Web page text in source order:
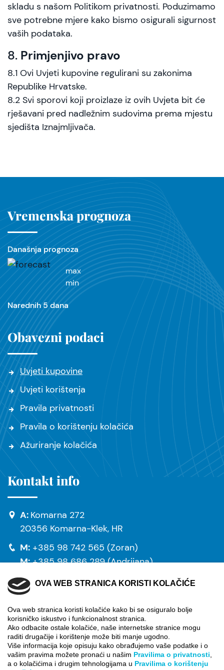
OVA WEB STRANICA KORISTI KOLAČIĆE
Ova web stranica koristi kolačiće kako bi se osiguralo bolje
korisničko iskustvo i funkcionalnost stranica.
Ako odbacite ostale kolačiće, naše internetske stranice mogu
raditi drugačije i korištenje može biti manje ugodno.
Više informacija koje opisuju kako obrađujemo vaše podatke i o
vašim pravima možete pronaći u našim Pravilima o privatnosti
a o kolačićima i drugim tehnologijama u Pravilima o korištenju
skladu s našom Politikom privatnosti. Poduzimamo
sve potrebne mjere kako bismo osigurali sigurnost
vaših podataka.
8. Primjenjivo pravo
8.1 Ovi Uvjeti kupovine regulirani su zakonima
Republike Hrvatske.
8.2 Svi sporovi koji proizlaze iz ovih Uvjeta bit će
rješavani pred nadležnim sudovima prema mjestu
sjedišta Iznajmljivača.
Vremenska prognoza
Današnja prognoza
max
min
Narednih 5 dana
Obavezni podaci
Uvjeti kupovine
Uvjeti korištenja
Pravila privatnosti
Pravila o korištenju kolačića
Ažuriranje kolačića
Kontakt info
A: Komarna 272
20356 Komarna-Klek, HR
M: +385 98 742 565 (Zoran)
M:+385 98 686 289 (Andrijana)
M:
E:
© 2024 Villa Danny Komarna Sva prava pridržana.